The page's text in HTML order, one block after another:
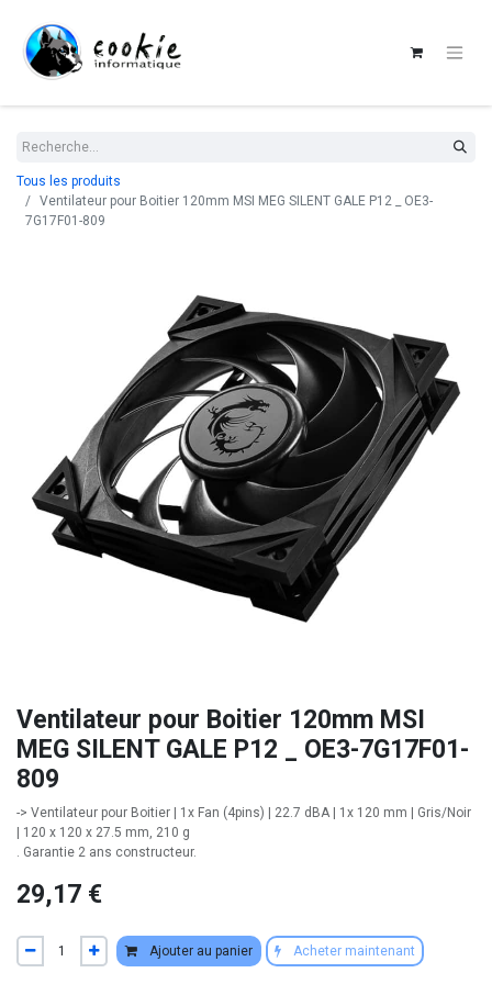
Tous les produits
Ventilateur pour Boitier 120mm MSI MEG SILENT GALE P12 _ OE3-
7G17F01-809
Ventilateur pour Boitier 120mm MSI
MEG SILENT GALE P12 _ OE3-7G17F01-
809
-> Ventilateur pour Boitier | 1x Fan (4pins) | 22.7 dBA | 1x 120 mm | Gris/Noir
| 120 x 120 x 27.5 mm, 210 g
. Garantie 2 ans constructeur.
29,17 €
Ajouter au panier Acheter maintenant